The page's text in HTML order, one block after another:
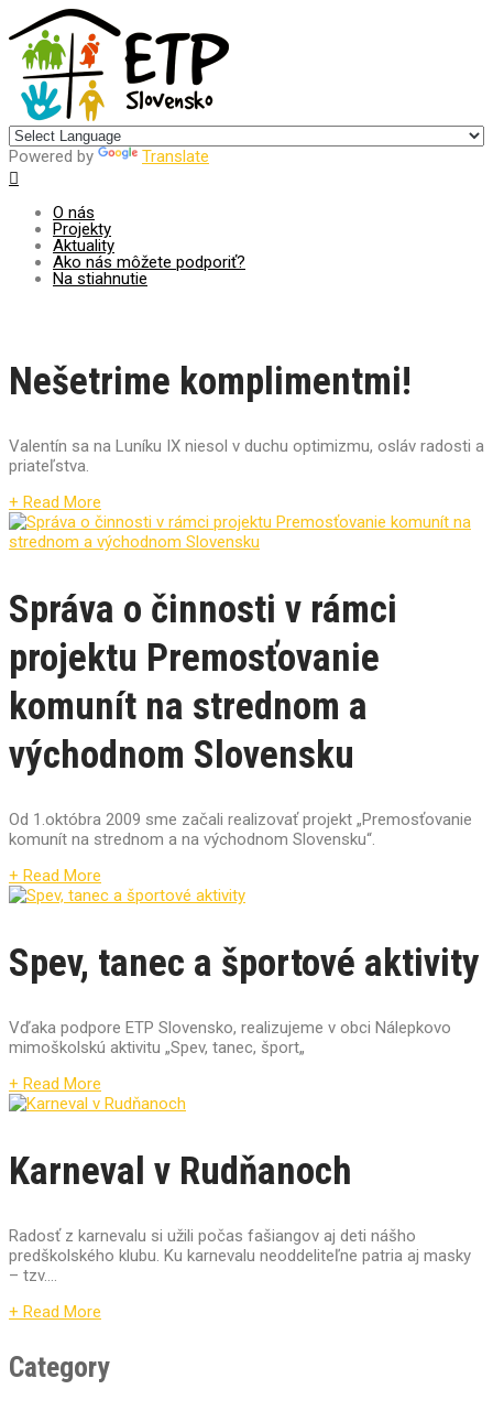
Powered by Translate
O nás
Projekty
Aktuality
Ako nás môžete podporiť?
Na stiahnutie
Nešetrime komplimentmi!
Valentín sa na Luníku IX niesol v duchu optimizmu, osláv radosti a
priateľstva.
+ Read More
Správa o činnosti v rámci
projektu Premosťovanie
komunít na strednom a
východnom Slovensku
Od 1.októbra 2009 sme začali realizovať projekt „Premosťovanie
komunít na strednom a na východnom Slovensku“.
+ Read More
Spev, tanec a športové aktivity
Vďaka podpore ETP Slovensko, realizujeme v obci Nálepkovo
mimoškolskú aktivitu „Spev, tanec, šport„
+ Read More
Karneval v Rudňanoch
Radosť z karnevalu si užili počas fašiangov aj deti nášho
predškolského klubu. Ku karnevalu neoddeliteľne patria aj masky
– tzv....
+ Read More
Category